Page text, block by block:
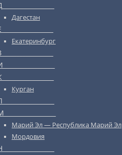
Дагестан
Екатеринбург
Курган
Марий Эл — Республика Марий Эл
Мордовия